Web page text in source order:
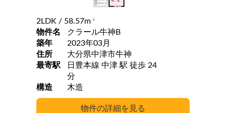
2LDK / 58.57m 2
物件名
クラール牛神B
築年
2023年03月
住所
大分県中津市牛神
最寄駅
日豊本線 中津 駅 徒歩 24
分
構造
木造